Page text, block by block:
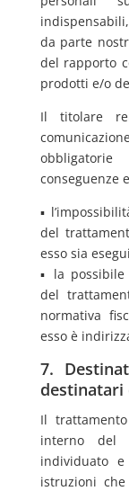
da parte
del rapporto
prodotti e/o
Il titolare
conseguenze
▪
del
esso sia
▪ la possibile
del
normativa
esso è
7.
destinatari
Il
interno del
individuato
istruzioni